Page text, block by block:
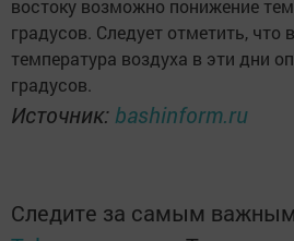
востоку возможно понижение
градусов. Следует отметить, что
температура воздуха в эти дни
градусов.
Источник: bashinform.ru
Следите за самым